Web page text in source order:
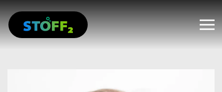
Zum Hauptinhalt springen